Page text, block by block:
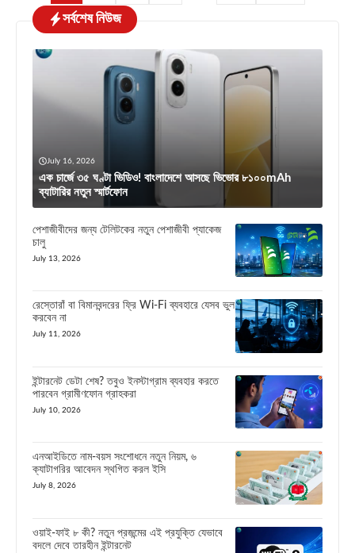
সর্বশেষ নিউজ
July 16, 2026
এক চার্জে ৩৫ ঘণ্টা ভিডিও! বাংলাদেশে আসছে ভিভোর ৮১০০mAh
ব্যাটারির নতুন স্মার্টফোন
পেশাজীবীদের জন্য টেলিটকের নতুন পেশাজীবী প্যাকেজ
চালু
July 13, 2026
রেস্তোরাঁ বা বিমানবন্দরের ফ্রি Wi-Fi ব্যবহারে যেসব ভুল
করবেন না
July 11, 2026
ইন্টারনেট ডেটা শেষ? তবুও ইনস্টাগ্রাম ব্যবহার করতে
পারবেন গ্রামীণফোন গ্রাহকরা
July 10, 2026
এনআইডিতে নাম-বয়স সংশোধনে নতুন নিয়ম, ৬
ক্যাটাগরির আবেদন স্থগিত করল ইসি
July 8, 2026
ওয়াই-ফাই ৮ কী? নতুন প্রজন্মের এই প্রযুক্তি যেভাবে
বদলে দেবে তারহীন ইন্টারনেট